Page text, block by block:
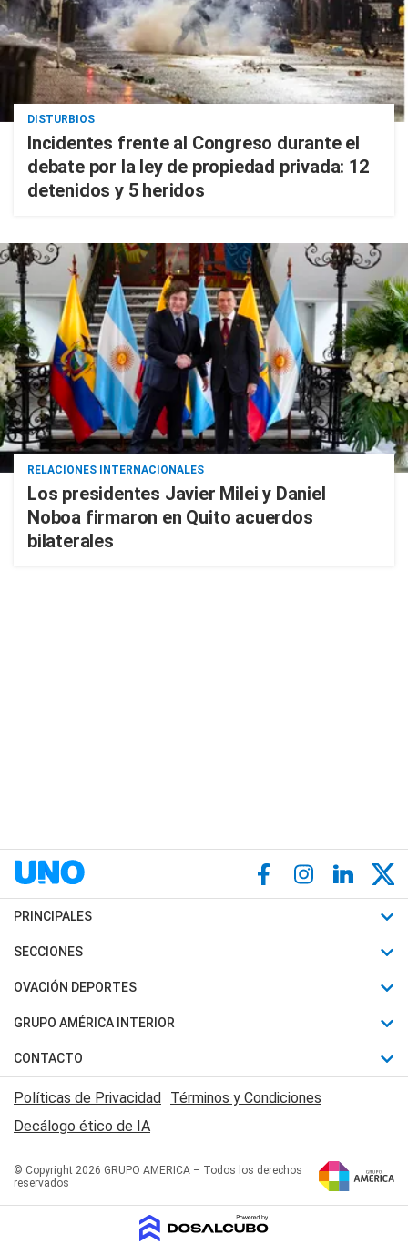
DISTURBIOS
Incidentes frente al Congreso durante el
debate por la ley de propiedad privada: 12
detenidos y 5 heridos
RELACIONES INTERNACIONALES
Los presidentes Javier Milei y Daniel
Noboa firmaron en Quito acuerdos
bilaterales
PRINCIPALES
Últimas Noticias
Política
Judiciales
Economia
SECCIONES
Horóscopo
Motores
Trucos caseros
Series y Películas
Edictos y Solicitadas
OVACIÓN DEPORTES
Fútbol
Mundial
Automovilismo
Rugby
Básquet
GRUPO AMÉRICA INTERIOR
Canal 7 en Vivo
San Juan 8
CONTACTO
Acerca de Nosotros
Contactanos
Políticas de Privacidad Términos y Condiciones
Decálogo ético de IA
© Copyright 2026 GRUPO AMERICA – Todos los derechos
reservados